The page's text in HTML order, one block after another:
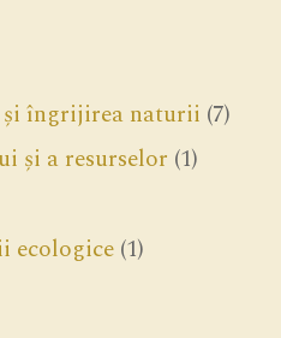
îngrijirea naturii (7)
și a resurselor (1)
ecologice (1)